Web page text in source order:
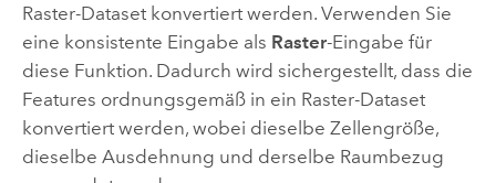
Raster-Dataset konvertiert werden. Verwenden Sie
eine konsistente Eingabe als Raster-Eingabe für
diese Funktion. Dadurch wird sichergestellt, dass die
Features ordnungsgemäß in ein Raster-Dataset
konvertiert werden, wobei dieselbe Zellengröße,
dieselbe Ausdehnung und derselbe Raumbezug